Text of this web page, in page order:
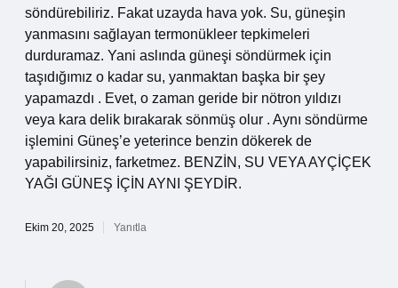
söndürebiliriz. Fakat uzayda hava yok. Su, güneşin
yanmasını sağlayan termonükleer tepkimeleri
durduramaz. Yani aslında güneşi söndürmek için
taşıdığımız o kadar su, yanmaktan başka bir şey
yapamazdı . Evet, o zaman geride bir nötron yıldızı
veya kara delik bırakarak sönmüş olur . Aynı söndürme
işlemini Güneş’e yeterince benzin dökerek de
yapabilirsiniz, farketmez. BENZİN, SU VEYA AYÇİÇEK
YAĞI GÜNEŞ İÇİN AYNI ŞEYDİR.
Ekim 20, 2025 Yanıtla